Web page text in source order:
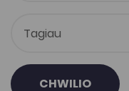
CHWILIO